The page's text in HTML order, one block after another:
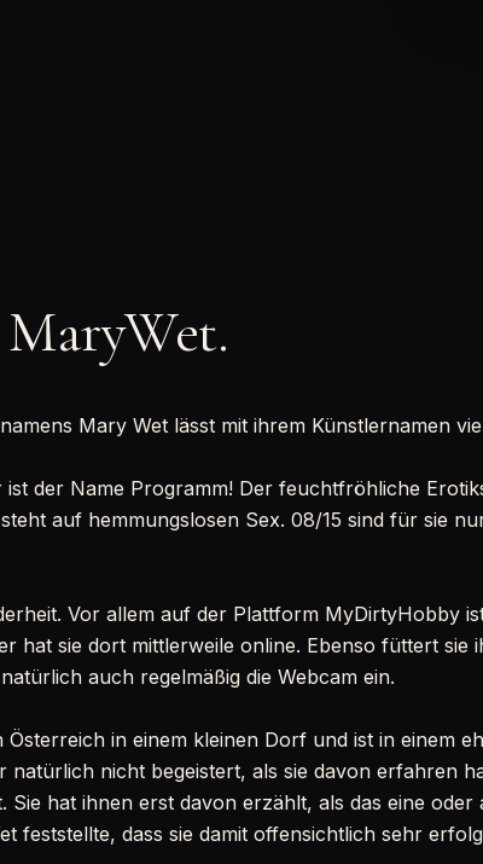
Mary Wet lässt mit ihrem Künstlernamen
ist der Name Programm! Der feuchtfröhliche
auf hemmungslosen Sex. 08/15 sind für sie
Vor allem auf der Plattform MyDirtyHobby
hat sie dort mittlerweile online. Ebenso füttert sie
auch regelmäßig die Webcam ein.
Österreich in einem kleinen Dorf und ist in einem
natürlich nicht begeistert, als sie davon erfahren
Sie hat ihnen erst davon erzählt, als das eine oder
feststellte, dass sie damit offensichtlich sehr